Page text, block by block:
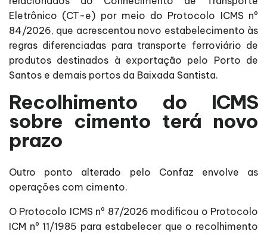
Eletrônico (CT-e) por meio do Protocolo ICMS nº
84/2026, que acrescentou novo estabelecimento às
regras diferenciadas para transporte ferroviário de
produtos destinados à exportação pelo Porto de
Santos e demais portos da Baixada Santista.
Recolhimento do ICMS
sobre cimento terá novo
prazo
Outro ponto alterado pelo Confaz envolve as
operações com cimento.
O Protocolo ICMS nº 87/2026 modificou o Protocolo
ICM nº 11/1985 para estabelecer que o recolhimento